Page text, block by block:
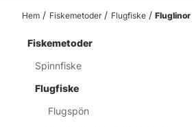
Hem Fiskemetoder Flugfiske Fluglinor
Fiskemetoder
Spinnfiske
Flugfiske
Flugspön